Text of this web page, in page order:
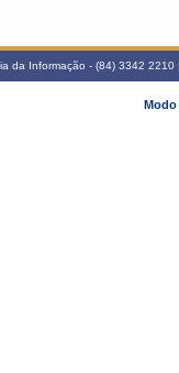
da Informação - (84) 3342
Modo